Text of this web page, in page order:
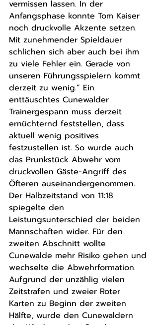
vermissen lassen. In der
Anfangsphase konnte Tom Kaiser
noch druckvolle Akzente setzen.
Mit zunehmender Spieldauer
schlichen sich aber auch bei ihm
zu viele Fehler ein. Gerade von
unseren Führungsspielern kommt
derzeit zu wenig.“ Ein
enttäuschtes Cunewalder
Trainergespann muss derzeit
ernüchternd feststellen, dass
aktuell wenig positives
festzustellen ist. So wurde auch
das Prunkstück Abwehr vom
druckvollen Gäste-Angriff des
Öfteren auseinandergenommen.
Der Halbzeitstand von 11:18
spiegelte den
Leistungsunterschied der beiden
Mannschaften wider. Für den
zweiten Abschnitt wollte
Cunewalde mehr Risiko gehen und
wechselte die Abwehrformation.
Aufgrund der unzählig vielen
Zeitstrafen und zweier Roter
Karten zu Beginn der zweiten
Hälfte, wurde den Cunewaldern